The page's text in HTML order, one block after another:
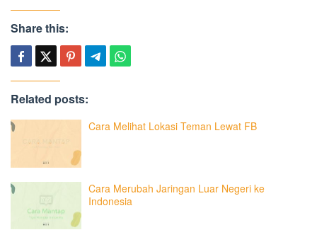
Share this:
Related posts:
Cara Melihat Lokasi Teman Lewat FB
Cara Merubah Jaringan Luar Negeri ke
Indonesia